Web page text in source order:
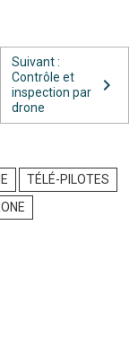
Suivant :
Contrôle et
inspection par
drone
TÉLÉ-PILOTES